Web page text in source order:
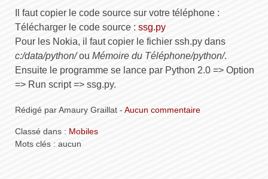
Il faut copier le code source sur votre téléphone :
Télécharger le code source : ssg.py
Pour les Nokia, il faut copier le fichier ssh.py dans
c:/data/python/ou Mémoire du Téléphone/python/.
Ensuite le programme se lance par Python 2.0 => Option
=> Run script => ssg.py.
Rédigé par Amaury Graillat - Aucun commentaire
Classé dans : Mobiles
Mots clés : aucun